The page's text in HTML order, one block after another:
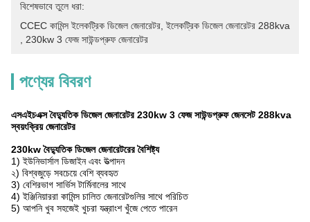
বিশেষভাবে তুলে ধরা:
CCEC কামিন্স ইলেকট্রিক ডিজেল জেনারেটর , ইলেকট্রিক ডিজেল জেনারেটর 288kva
230kw 3 ফেজ সাউন্ডপ্রুফ জেনারেটর
পণ্যের বিবরণ
এসএইচএক্স বৈদ্যুতিক ডিজেল জেনারেটর 230kw 3 ফেজ সাউন্ডপ্রুফ জেনসেট 288kva
স্বয়ংক্রিয় জেনারেটর
230kw বৈদ্যুতিক ডিজেল জেনারেটরের বৈশিষ্ট্য
1) ইউনিভার্সাল ডিজাইন এবং উত্পাদন
২) বিশ্বজুড়ে সবচেয়ে বেশি ব্যবহৃত
3) বেশিরভাগ সার্ভিস টার্মিনালের সাথে
4) ইঞ্জিনিয়াররা কামিন্স চালিত জেনারেটগুলির সাথে পরিচিত
5) আপনি খুব সহজেই খুচরা যন্ত্রাংশ খুঁজে পেতে পারেন